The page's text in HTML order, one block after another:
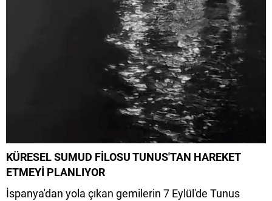
KÜRESEL SUMUD FİLOSU TUNUS'TAN HAREKET
ETMEYİ PLANLIYOR
İspanya'dan yola çıkan gemilerin 7 Eylül'de Tunus